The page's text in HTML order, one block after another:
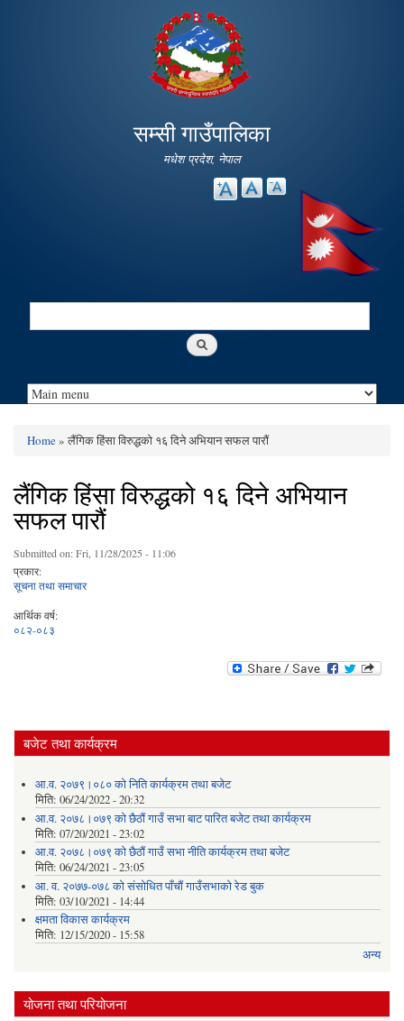
main
content
सम्सी गाउँपालिका
मधेश प्रदेश, नेपाल
Search
Home» लैंगिक हिंसा विरुद्धको १६ दिने अभियान सफल पारौं
लैंगिक हिंसा विरुद्धको १६ दिने अभियान
सफल पारौं
Submitted on:Fri, 11/28/2025 - 11:06
प्रकार:
सूचना तथा समाचार
आर्थिक वर्ष:
०८२-०८३
बजेट तथा कार्यक्रम
आ.व. २०७९।०८० को निति कार्यक्रम तथा बजेट
मिति: 06/24/2022 - 20:32
आ.व. २०७८।०७९ को छैठौं गाउँ सभा बाट पारित बजेट तथा कार्यक्रम
मिति: 07/20/2021 - 23:02
आ.व. २०७८।०७९ को छैठौं गाउँ सभा नीति कार्यक्रम तथा बजेट
मिति: 06/24/2021 - 23:05
आ. व. २०७७-०७८ को संसोधित पाँचौं गाउँसभाको रेड बुक
मिति: 03/10/2021 - 14:44
क्षमता विकास कार्यक्रम
मिति: 12/15/2020 - 15:58
अन्य
योजना तथा परियोजना